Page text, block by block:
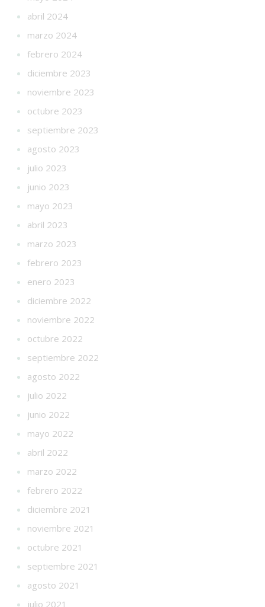
abril 2024
marzo 2024
febrero 2024
diciembre 2023
noviembre 2023
octubre 2023
septiembre 2023
agosto 2023
julio 2023
junio 2023
mayo 2023
abril 2023
marzo 2023
febrero 2023
enero 2023
diciembre 2022
noviembre 2022
octubre 2022
septiembre 2022
agosto 2022
julio 2022
junio 2022
mayo 2022
abril 2022
marzo 2022
febrero 2022
diciembre 2021
noviembre 2021
octubre 2021
septiembre 2021
agosto 2021
julio 2021